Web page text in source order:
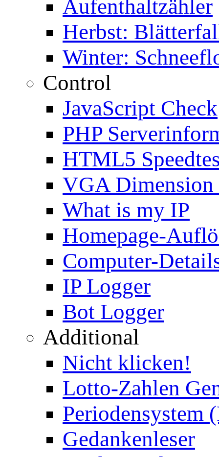
Aufenthaltzähler
Herbst:
Winter:
Control
JavaScript Check
PHP
HTML5
VGA Dimension
What is my IP
Homepage-
Computer-
IP Logger
Bot Logger
Additional
Nicht klicken!
Lotto-Zahlen
Periodensystem
Gedankenleser